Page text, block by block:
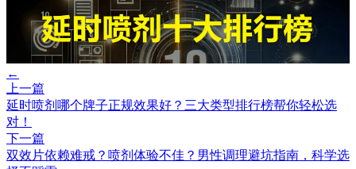
←
上一篇
延时喷剂哪个牌子正规效果好？三大类型排行榜帮你轻松选
对！
下一篇
双效片依赖难戒？喷剂体验不佳？男性调理避坑指南，科学选